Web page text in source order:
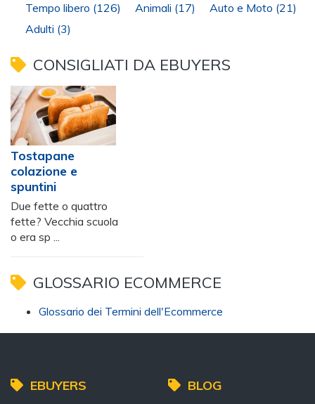
Tempo libero (126) Animali (17) Auto e Moto (21)
Adulti (3)
CONSIGLIATI DA EBUYERS
Tostapane
colazione e
spuntini
Due fette o quattro
fette? Vecchia scuola
o era sp ...
GLOSSARIO ECOMMERCE
Glossario dei Termini dell'Ecommerce
EBUYERS BLOG